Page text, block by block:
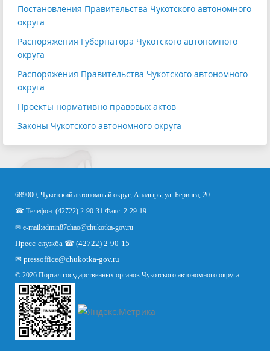
Постановления Правительства Чукотского автономного
округа
Распоряжения Губернатора Чукотского автономного
округа
Распоряжения Правительства Чукотского автономного
округа
Проекты нормативно правовых актов
Законы Чукотского автономного округа
689000, Чукотский автономный округ, Анадырь, ул. Беринга, 20
☎ Телефон: (42722) 2-90-31 Факс: 2-29-19
✉ e-mail:admin87chao@chukotka-gov.ru
Пресс-служба ☎ (42722) 2-90-15
✉ pressoffice@chukotka-gov.ru
© 2026 Портал государственных органов Чукотского автономного округа